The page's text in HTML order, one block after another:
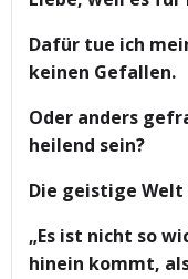
Dafür tue ich
keinen Gefallen.
Oder anders
heilend sein?
Die geistige
„Es ist nicht so
hinein kommt,